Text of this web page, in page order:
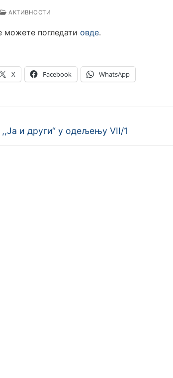
АКТИВНОСТИ
можете погледати овде.
X Facebook WhatsApp
и други“ у одељењу VII/1